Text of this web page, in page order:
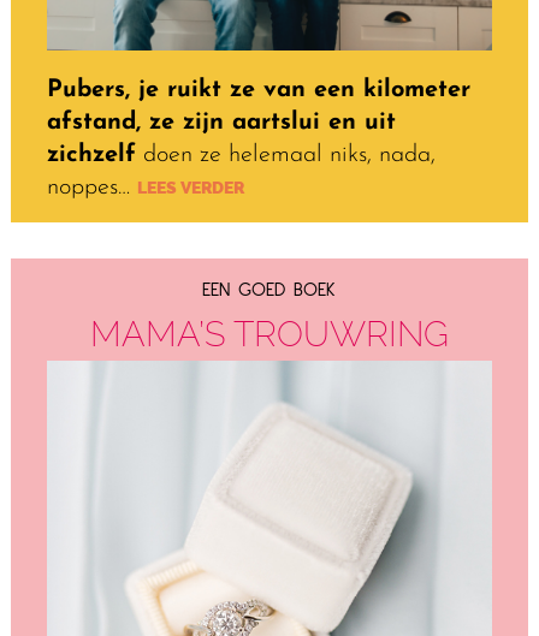
Pubers, je ruikt ze van een kilometer
afstand, ze zijn aartslui en uit
zichzelf doen ze helemaal niks, nada,
noppes… LEES VERDER
EEN GOED BOEK
MAMA’S TROUW­RING